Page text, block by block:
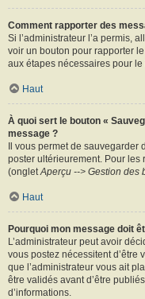
Comment rapporter des
Si l’administrateur l’a permis,
voir un bouton pour rapporter
aux étapes nécessaires pour le
Haut
À quoi sert le bouton «
message ?
Il vous permet de sauvegarder
poster ultérieurement. Pour les
(ongletAperçu --> Gestion des
Haut
Pourquoi mon message doit
L’administrateur peut avoir
vous postez nécessitent d’être
que l’administrateur vous ait
être validés avant d’être
d’informations.